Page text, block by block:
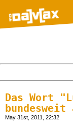
Das Wort
bundesweit
May 31st, 2011, 22:32